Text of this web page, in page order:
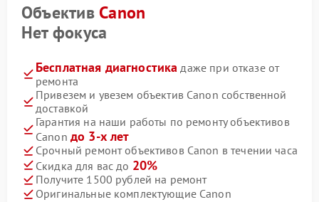
Объектив Canon
Нет фокуса
Бесплатная диагностика даже при отказе от
ремонта
Привезем и увезем объектив Canon собственной
доставкой
Гарантия на наши работы по ремонту объективов
Canon до 3-х лет
Срочный ремонт объективов Canon в течении часа
Скидка для вас до 20%
Получите 1500 рублей на ремонт
Оригинальные комплектующие Canon